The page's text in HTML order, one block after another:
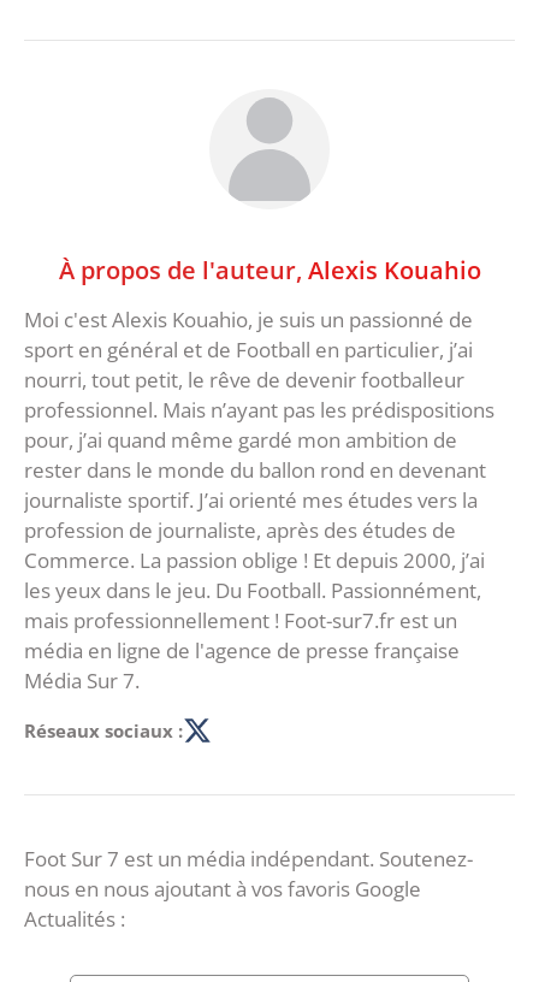
À propos de l'auteur, Alexis Kouahio
Moi c'est Alexis Kouahio, je suis un passionné de
sport en général et de Football en particulier, j’ai
nourri, tout petit, le rêve de devenir footballeur
professionnel. Mais n’ayant pas les prédispositions
pour, j’ai quand même gardé mon ambition de
rester dans le monde du ballon rond en devenant
journaliste sportif. J’ai orienté mes études vers la
profession de journaliste, après des études de
Commerce. La passion oblige ! Et depuis 2000, j’ai
les yeux dans le jeu. Du Football. Passionnément,
mais professionnellement ! Foot-sur7.fr est un
média en ligne de l'agence de presse française
Média Sur 7.
Réseaux sociaux :
Foot Sur 7 est un média indépendant. Soutenez-
nous en nous ajoutant à vos favoris Google
Actualités :